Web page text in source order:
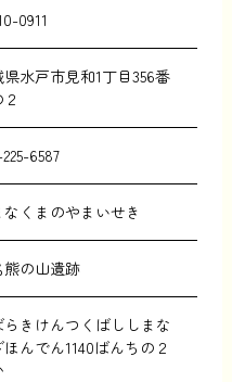
0911
県水戸市見和1丁目356番
6587
なくまのやまいせき
熊の山遺跡
らきけんつくばししまな
ほんでん1140ばんちの２